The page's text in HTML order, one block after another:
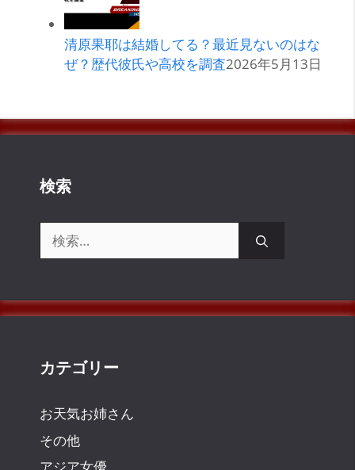
清原果耶は結婚してる？最近見ないのはな
ぜ？歴代彼氏や高校を調査2026年5月13日
検索
索:
カテゴリー
お天気お姉さん
その他